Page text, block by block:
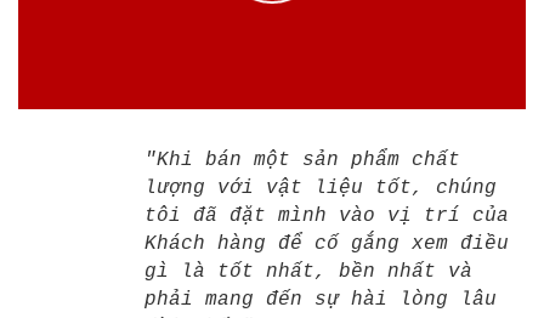
"Khi bán một sản phẩm chất
lượng với vật liệu tốt, chúng
tôi đã đặt mình vào vị trí của
Khách hàng để cố gắng xem điều
gì là tốt nhất, bền nhất và
phải mang đến sự hài lòng lâu